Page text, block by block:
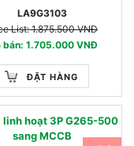
LA9G3103
List: 1.875.500 VNĐ
bán: 1.705.000 VNĐ
ĐẶT HÀNG
linh hoạt 3P G265-500
sang MCCB